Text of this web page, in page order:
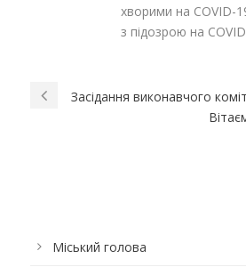
хворими на COVID-
з підозрою на
Засідання виконавчого
Міський голова